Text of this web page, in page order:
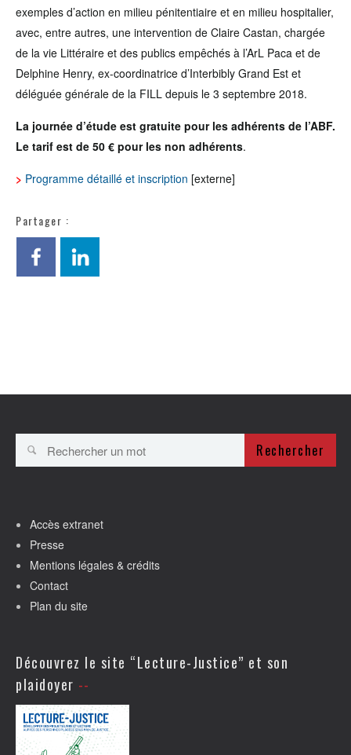
exemples d’action en milieu pénitentiaire et en milieu hospitalier,
avec, entre autres, une intervention de Claire Castan, chargée
de la vie Littéraire et des publics empêchés à l’ArL Paca et de
Delphine Henry, ex-coordinatrice d’Interbibly Grand Est et
déléguée générale de la FILL depuis le 3 septembre 2018.
La journée d’étude est gratuite pour les adhérents de l’ABF.
Le tarif est de 50 € pour les non adhérents.
> Programme détaillé et inscription [externe]
Partager :
Rechercher
Accès extranet
Presse
Mentions légales & crédits
Contact
Plan du site
Découvrez le site “Lecture-Justice” et son
plaidoyer